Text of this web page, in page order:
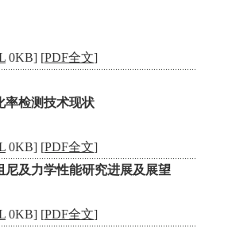
0KB] [PDF全文]
率检测技术现状
0KB] [PDF全文]
尼及力学性能研究进展及展望
0KB] [PDF全文]